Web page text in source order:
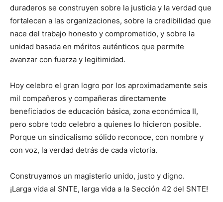
duraderos se construyen sobre la justicia y la verdad que
fortalecen a las organizaciones, sobre la credibilidad que
nace del trabajo honesto y comprometido, y sobre la
unidad basada en méritos auténticos que permite
avanzar con fuerza y legitimidad.
Hoy celebro el gran logro por los aproximadamente seis
mil compañeros y compañeras directamente
beneficiados de educación básica, zona económica II,
pero sobre todo celebro a quienes lo hicieron posible.
Porque un sindicalismo sólido reconoce, con nombre y
con voz, la verdad detrás de cada victoria.
Construyamos un magisterio unido, justo y digno.
¡Larga vida al SNTE, larga vida a la Sección 42 del SNTE!